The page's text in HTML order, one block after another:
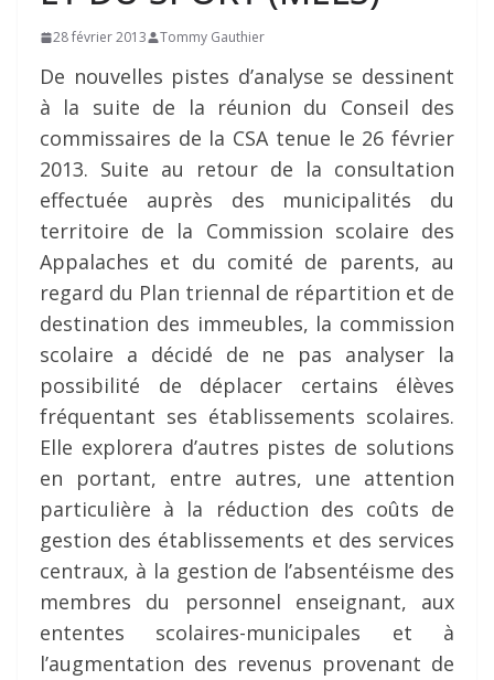
28 février 2013 Tommy Gauthier
De nouvelles pistes d’analyse se dessinent
à la suite de la réunion du Conseil des
commissaires de la CSA tenue le 26 février
2013. Suite au retour de la consultation
effectuée auprès des municipalités du
territoire de la Commission scolaire des
Appalaches et du comité de parents, au
regard du Plan triennal de répartition et de
destination des immeubles, la commission
scolaire a décidé de ne pas analyser la
possibilité de déplacer certains élèves
fréquentant ses établissements scolaires.
Elle explorera d’autres pistes de solutions
en portant, entre autres, une attention
particulière à la réduction des coûts de
gestion des établissements et des services
centraux, à la gestion de l’absentéisme des
membres du personnel enseignant, aux
ententes scolaires-municipales et à
l’augmentation des revenus provenant de